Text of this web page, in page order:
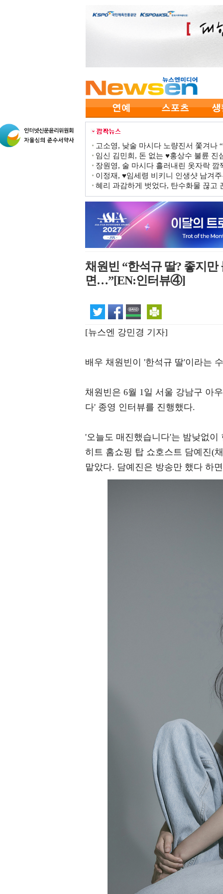
고소영, 낮술 마시다 노량진서 쫓겨나
임신 김민희, 돈 없는 ♥홍상수 불륜
장원영, 술 마시다 흘러내린 옷자락
이정재, ♥임세령 비키니 인생샷 남겨
혜리 과감하게 벗었다, 탄수화물 끊고
채원빈 “한석규 딸? 좋지
면…”[EN:인터뷰④]
[뉴스엔 강민경 기자]
배우 채원빈이 '한석규 딸'이라는
채원빈은 6월 1일 서울 강남구 아
다' 종영 인터뷰를 진행했다.
'오늘도 매진했습니다'는 밤낮없
히트 홈쇼핑 탑 쇼호스트 담예진(
맡았다. 담예진은 방송만 했다 하